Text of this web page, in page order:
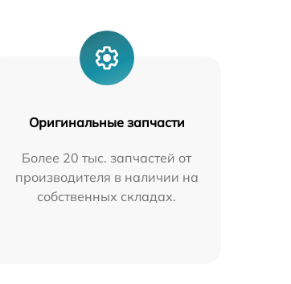
Оригинальные запчасти
Более 20 тыс. запчастей от
производителя в наличии на
собственных складах.